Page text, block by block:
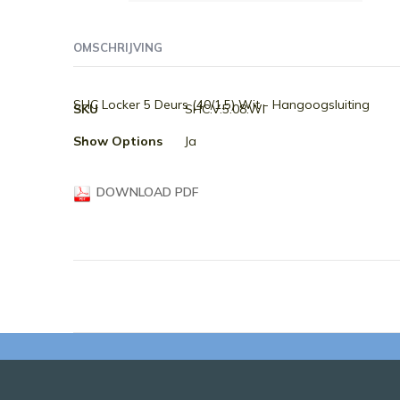
het
van
de
afbeeldingen-
OMSCHRIJVING
SHC Locker 5 Deurs (40/1.5) Wit - Hangoogsluiting
Meer
SKU
SHC.V.5.08.WI
Show Options
Ja
DOWNLOAD PDF